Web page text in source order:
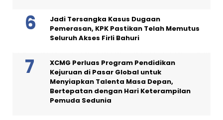
Jadi Tersangka Kasus Dugaan
Pemerasan, KPK Pastikan Telah Memutus
Seluruh Akses Firli Bahuri
XCMG Perluas Program Pendidikan
Kejuruan di Pasar Global untuk
Menyiapkan Talenta Masa Depan,
Bertepatan dengan Hari Keterampilan
Pemuda Sedunia